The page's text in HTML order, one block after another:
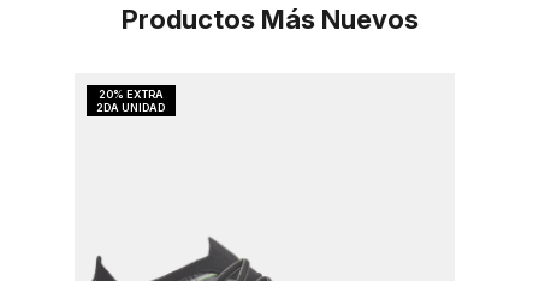
Productos Más Nuevos